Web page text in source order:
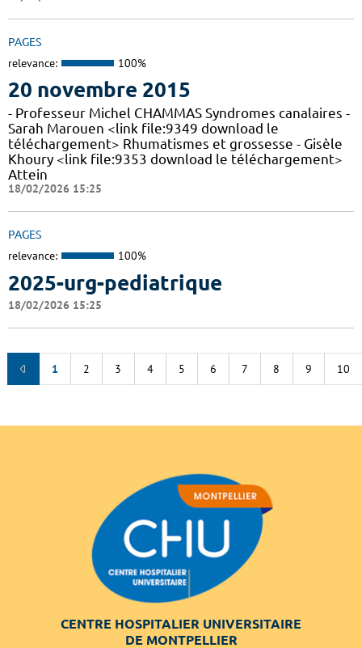
PAGES
relevance: 100%
20 novembre 2015
- Professeur Michel CHAMMAS Syndromes canalaires -
Sarah Marouen <link file:9349 download le
téléchargement> Rhumatismes et grossesse - Gisèle
Khoury <link file:9353 download le téléchargement>
Attein
18/02/2026 15:25
PAGES
relevance: 100%
2025-urg-pediatrique
18/02/2026 15:25
1 2 3 4 5 6 7 8 9 10
CENTRE HOSPITALIER UNIVERSITAIRE
DE MONTPELLIER